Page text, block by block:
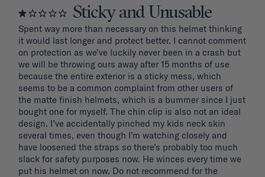
Sticky and Unusable
Spent way more than necessary on this helmet thinking
it would last longer and protect better. I cannot comment
on protection as we’ve luckily never been in a crash but
we will be throwing ours away after 15 months of use
because the entire exterior is a sticky mess, which
seems to be a common complaint from other users of
the matte finish helmets, which is a bummer since I just
bought one for myself. The chin clip is also not an ideal
design. I’ve accidentally pinched my kids neck skin
several times, even though I’m watching closely and
have loosened the straps so there’s probably too much
slack for safety purposes now. He winces every time we
put his helmet on now. Do not recommend for the